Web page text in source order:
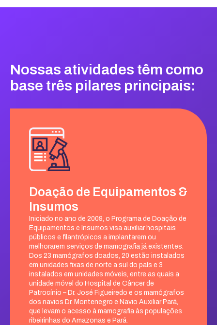
Nossas atividades têm como
base três pilares principais:
Doação de Equipamentos &
Insumos
Iniciado no ano de 2009, o Programa de Doação de
Equipamentos e Insumos visa auxiliar hospitais
públicos e filantrópicos a implantarem ou
melhorarem serviços de mamografia já existentes.
Dos 23 mamógrafos doados, 20 estão instalados
em unidades fixas de norte a sul do país e 3
instalados em unidades móveis, entre as quais a
unidade móvel do Hospital de Câncer de
Patrocínio – Dr. José Figueiredo e os mamógrafos
dos navios Dr. Montenegro e Navio Auxiliar Pará,
que levam o acesso à mamografia às populações
ribeirinhas do Amazonas e Pará.